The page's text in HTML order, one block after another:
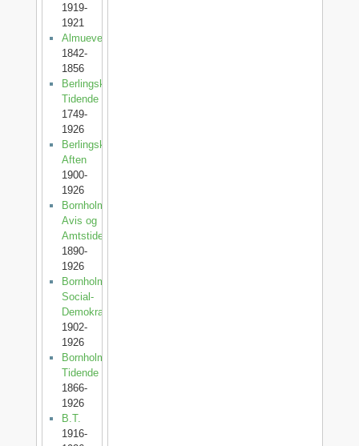
1919-
1921
Almuevennen
1842-
1856
Berlingske
Tidende
1749-
1926
Berlingske
Aften
1900-
1926
Bornholms
Avis og
Amtstidende
1890-
1926
Bornholms
Social-
Demokrat
1902-
1926
Bornholms
Tidende
1866-
1926
B.T.
1916-